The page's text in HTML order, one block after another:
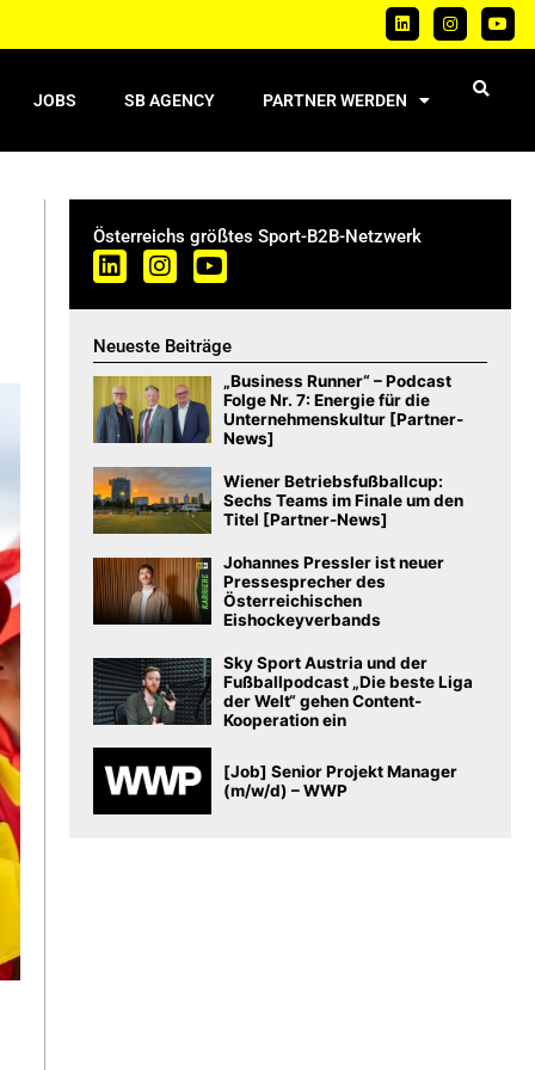
JOBS SB AGENCY PARTNER WERDEN
Österreichs größtes Sport-B2B-Netzwerk
Neueste Beiträge
„Business Runner“ – Podcast
Folge Nr. 7: Energie für die
Unternehmenskultur [Partner-
News]
Wiener Betriebsfußballcup:
Sechs Teams im Finale um den
Titel [Partner-News]
Johannes Pressler ist neuer
Pressesprecher des
Österreichischen
Eishockeyverbands
Sky Sport Austria und der
Fußballpodcast „Die beste Liga
der Welt“ gehen Content-
Kooperation ein
[Job] Senior Projekt Manager
(m/w/d) – WWP